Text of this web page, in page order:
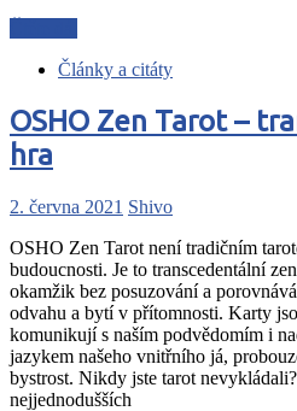
Články a citáty
OSHO Zen Tarot –
hra
2. června 2021 Shivo
OSHO Zen Tarot není tradičním
budoucnosti. Je to transcedentální
okamžik bez posuzování a
odvahu a bytí v přítomnosti. Karty
komunikují s naším podvědomím i
jazykem našeho vnitřního já,
bystrost. Nikdy jste tarot
nejjednodušších